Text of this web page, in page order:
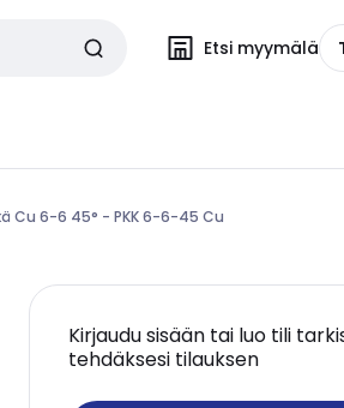
Etsi myymälä
Cu 6-6 45° - PKK 6-6-45 Cu
Kirjaudu sisään tai luo tili
tehdäksesi tilauksen